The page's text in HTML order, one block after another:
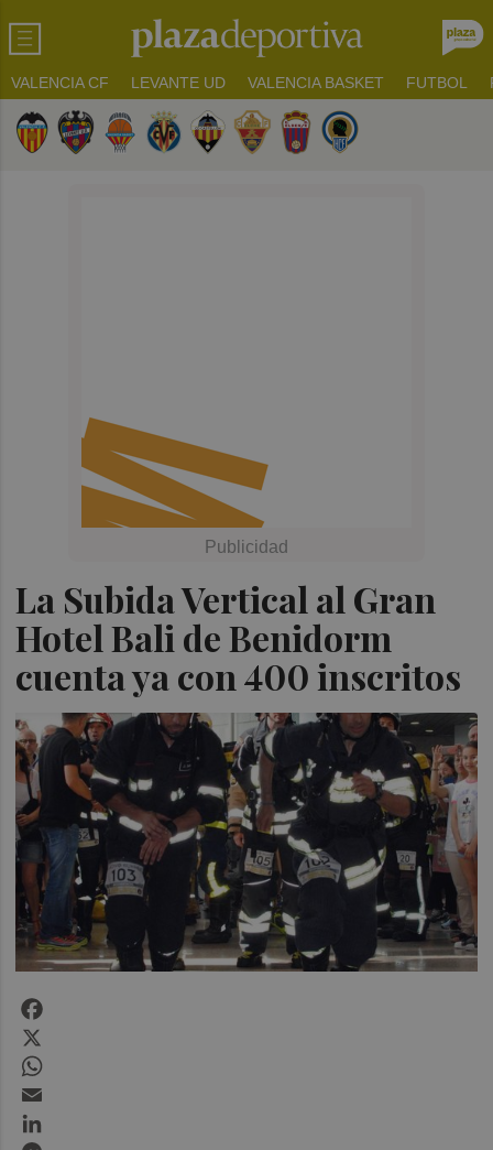
VALENCIA CF LEVANTE UD VALENCIA BASKET FUTBOL
La Subida Vertical al Gran
Hotel Bali de Benidorm
cuenta ya con 400 inscritos